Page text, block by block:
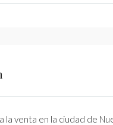
la venta en la ciudad de